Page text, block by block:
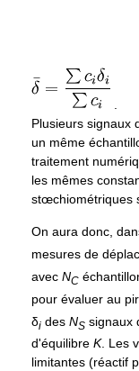
.
Plusieurs signaux
un même
traitement
les mêmes
stœchiométriques
On aura donc,
mesures de
avec NC
pour évaluer au
δi des NS signaux
d'équilibre K. Les
limitantes (réactif